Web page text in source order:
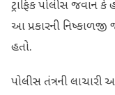
ટ્રાફિક પોલીસ જવાન
આ પ્રકારની નિષ્કાળજી
હતો.
​પોલીસ તંત્રની